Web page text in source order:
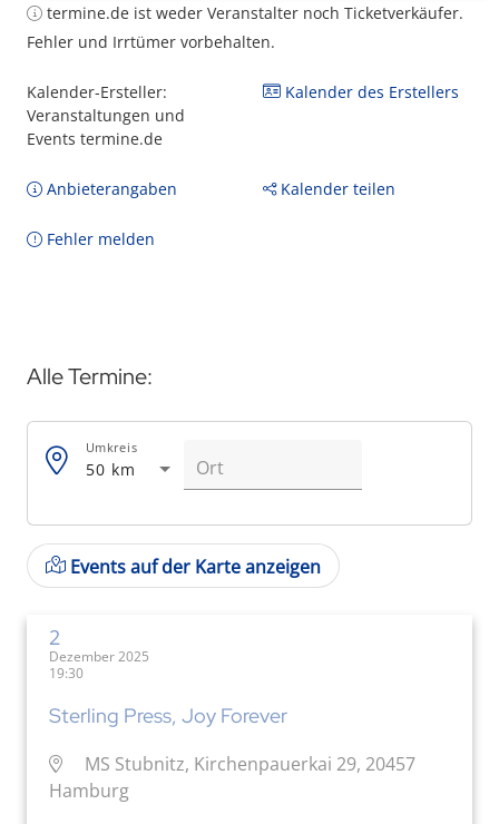
termine.de ist weder Veranstalter noch Ticketverkäufer.
Fehler und Irrtümer vorbehalten.
Kalender-Ersteller:
Veranstaltungen und
Events termine.de
Kalender des Erstellers
Anbieterangaben Kalender teilen
Fehler melden
Alle Termine:
50 km
Umkreis
Events auf der Karte anzeigen
2
Dezember 2025
19:30
Sterling Press, Joy Forever
MS Stubnitz, Kirchenpauerkai 29, 20457
Hamburg